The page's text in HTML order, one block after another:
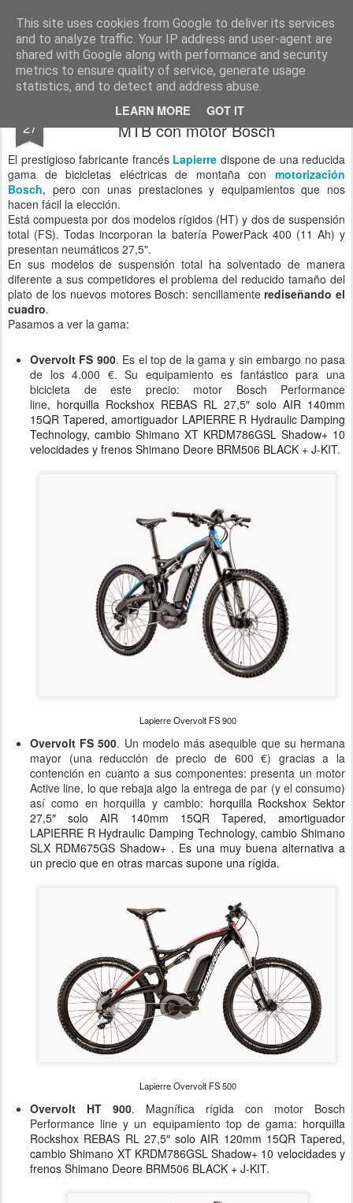
This site uses cookies from Google to deliver its services
and to analyze traffic. Your IP address and user-agent are
shared with Google along with performance and security
metrics to ensure quality of service, generate usage
statistics, and to detect and address abuse.
LEARN MORE GOT IT
Las bicicletas eléctricas en Biciclick El blog de la cadena de tiendas de bicis eléctricas. Informaciones útiles, análisis de marcas y modelos, consejos, información y muchas cosas del mundo de las bicicletas eléctricas.
27
Lapierre Overvolt: magníficos cuadros
MTB con motor Bosch
El prestigioso fabricante francés Lapierre dispone de una reducida
gama de bicicletas eléctricas de montaña con motorización
Bosch, pero con unas prestaciones y equipamientos que nos
hacen fácil la elección.
Está compuesta por dos modelos rígidos (HT) y dos de suspensión
total (FS). Todas incorporan la batería PowerPack 400 (11 Ah) y
presentan neumáticos 27,5".
En sus modelos de suspensión total ha solventado de manera
diferente a sus competidores el problema del reducido tamaño del
plato de los nuevos motores Bosch: sencillamenterediseñando el
cuadro.
Pasamos a ver la gama:
Overvolt FS 900. Es el top de la gama y sin embargo no pasa
de los 4.000 €. Su equipamiento es fantástico para una
bicicleta de este precio: motor Bosch Performance
line, horquilla Rockshox REBAS RL 27,5″ solo AIR 140mm
15QR Tapered, amortiguador LAPIERRE R Hydraulic Damping
Technology, cambio Shimano XT KRDM786GSL Shadow+ 10
velocidades y frenos Shimano Deore BRM506 BLACK + J-KIT.
Lapierre Overvolt FS 900
Overvolt FS 500. Un modelo más asequible que su hermana
mayor (una reducción de precio de 600 €) gracias a la
contención en cuanto a sus componentes: presenta un motor
Active line, lo que rebaja algo la entrega de par (y el consumo)
así como en horquilla y cambio: horquilla Rockshox Sektor
27,5″ solo AIR 140mm 15QR Tapered, amortiguador
LAPIERRE R Hydraulic Damping Technology, cambio Shimano
SLX RDM675GS Shadow+ . Es una muy buena alternativa a
un precio que en otras marcas supone una rígida.
Lapierre Overvolt FS 500
Overvolt HT 900. Magnífica rígida con motor Bosch
Performance line y un equipamiento top de gama: horquilla
Rockshox REBAS RL 27,5″ solo AIR 120mm 15QR Tapered,
cambio Shimano XT KRDM786GSL Shadow+ 10 velocidades y
frenos Shimano Deore BRM506 BLACK + J-KIT.